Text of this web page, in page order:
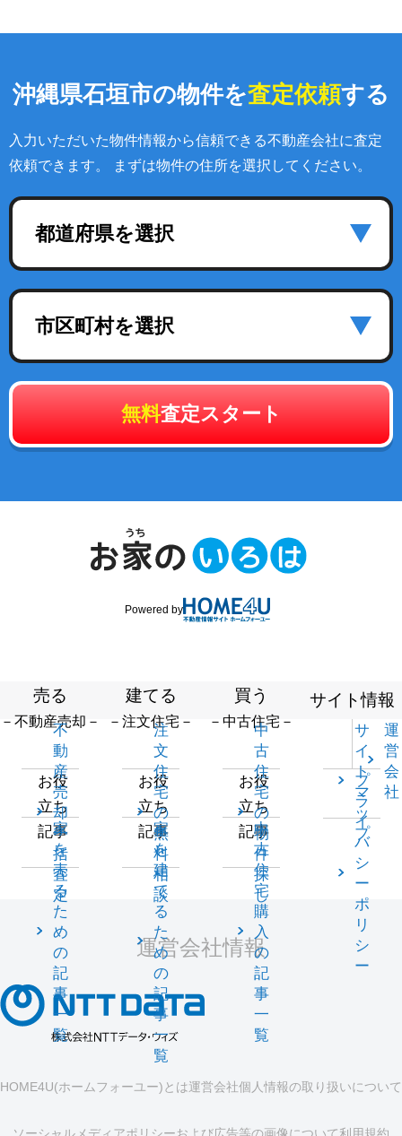
沖縄県石垣市の物件を査定依頼する
入力いただいた物件情報から信頼できる不動産会社に査定
依頼できます。 まずは物件の住所を選択してください。
都道府県を選択
市区町村を選択
無料査定スタート
Powered by
売る
－不動産売却－
不
動
産
売
却
一
括
査
定
お役
立ち
記事
家
を
売
る
た
め
の
記
事
一
覧
建てる
－注文住宅－
注
文
住
宅
の
無
料
相
談
お役
立ち
記事
家
を
建
て
る
た
め
の
記
事
一
覧
買う
－中古住宅－
中
古
住
宅
の
物
件
探
し
お役
立ち
記事
中
古
住
宅
購
入
の
記
事
一
覧
サイト情報
サ
イ
ト
マ
ッ
プ
運
営
会
社
プ
ラ
イ
バ
シ
ー
ポ
リ
シ
ー
運営会社情報
HOME4U(ホームフォーユー)とは運営会社個人情報の取り扱いについて